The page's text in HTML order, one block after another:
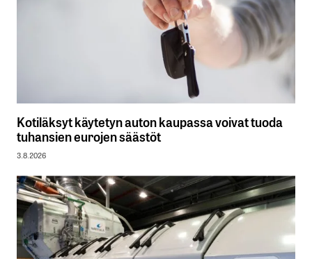
Kotiläksyt käytetyn auton kaupassa voivat tuoda
tuhansien eurojen säästöt
3.8.2026